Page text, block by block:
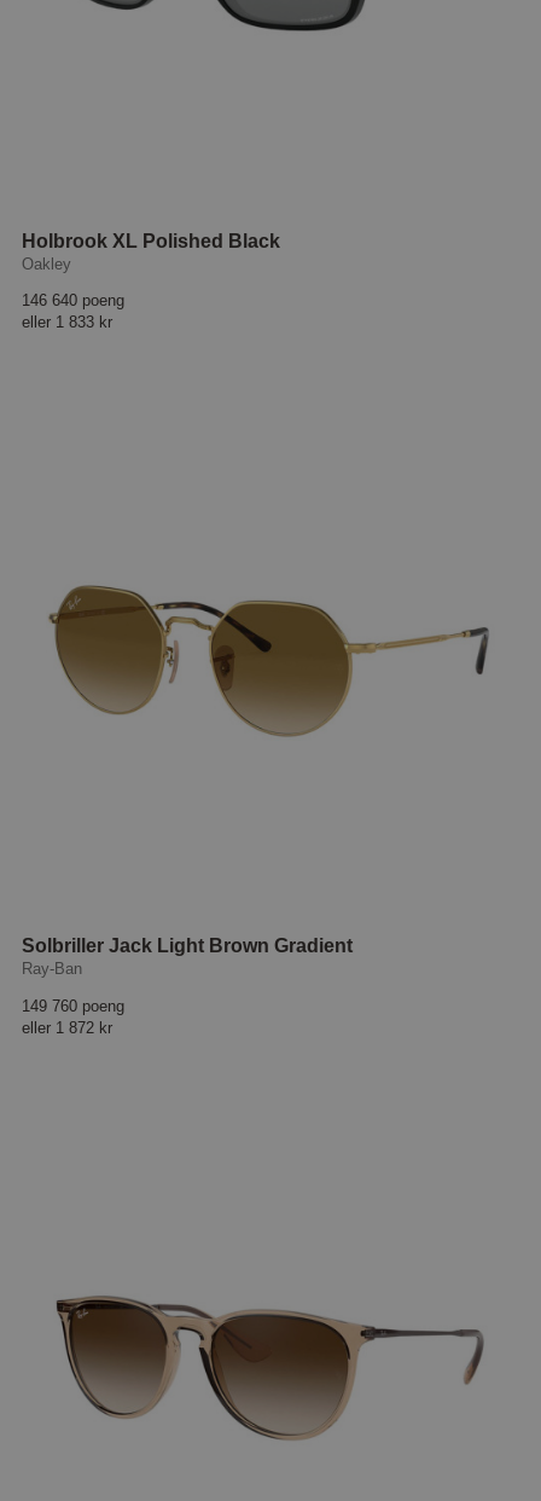
Holbrook XL Polished Black
Oakley
146 640 poeng
eller 1 833 kr
Solbriller Jack Light Brown Gradient
Ray-Ban
149 760 poeng
eller 1 872 kr